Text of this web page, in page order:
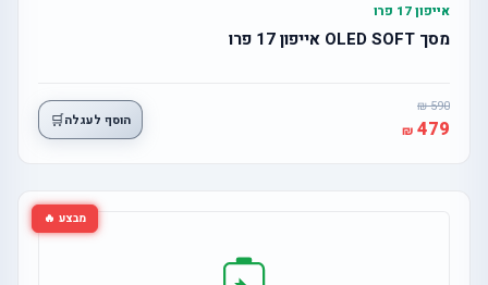
אייפון 17 פרו
מסך OLED SOFT אייפון 17 פרו
590
479 הוסף לעגלה🛒
מבצע 🔥